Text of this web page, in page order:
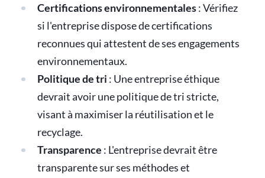
Certifications environnementales: Vérifiez
si l'entreprise dispose de certifications
reconnues qui attestent de ses engagements
environnementaux.
Politique de tri : Une entreprise éthique
devrait avoir une politique de tri stricte,
visant à maximiser la réutilisation et le
recyclage.
Transparence : L'entreprise devrait être
transparente sur ses méthodes et